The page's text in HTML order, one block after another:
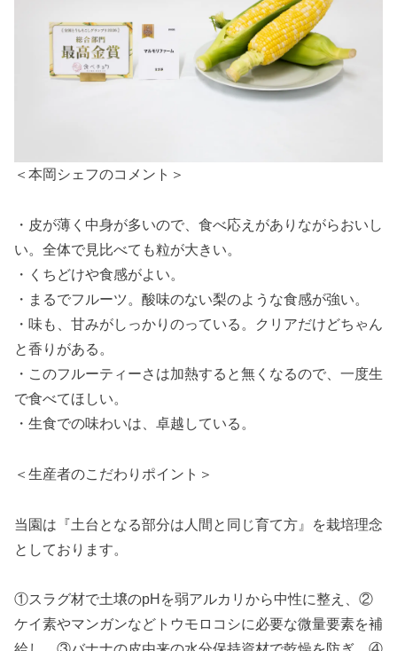
＜本岡シェフのコメント＞
・皮が薄く中身が多いので、食べ応えがありながらおいし
い。全体で見比べても粒が大きい。
・くちどけや食感がよい。
・まるでフルーツ。酸味のない梨のような食感が強い。
・味も、甘みがしっかりのっている。クリアだけどちゃん
と香りがある。
・このフルーティーさは加熱すると無くなるので、一度生
で食べてほしい。
・生食での味わいは、卓越している。
＜生産者のこだわりポイント＞
当園は『土台となる部分は人間と同じ育て方』を栽培理念
としております。
①スラグ材で土壌のpHを弱アルカリから中性に整え、②
ケイ素やマンガンなどトウモロコシに必要な微量要素を補